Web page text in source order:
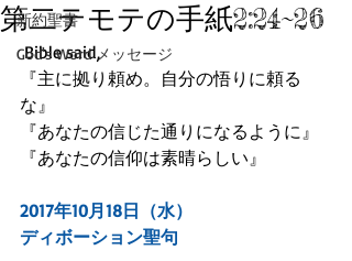
新約聖書
God's Word メッセージ
第二テモテの手紙2:24~26
Bible said,
『主に拠り頼め。自分の悟りに頼る
な』
『あなたの信じた通りになるように』
『あなたの信仰は素晴らしい』
2017年10月18日（水）
ディボーション聖句